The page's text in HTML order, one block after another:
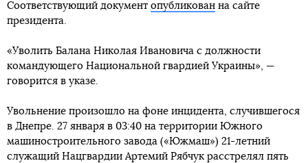
Соответствующий документ опубликован на сайте
президента.
«Уволить Балана Николая Ивановича с должности
командующего Национальной гвардией Украины», —
говорится в указе.
Увольнение произошло на фоне инцидента, случившегося
в Днепре. 27 января в 03:40 на территории Южного
машиностроительного завода («Южмаш») 21-летний
служащий Нацгвардии Артемий Рябчук расстрелял пять